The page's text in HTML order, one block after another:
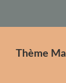
Thème